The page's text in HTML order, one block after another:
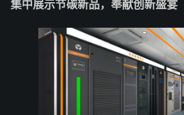
集中展示节碳新品，奉献创新盛宴